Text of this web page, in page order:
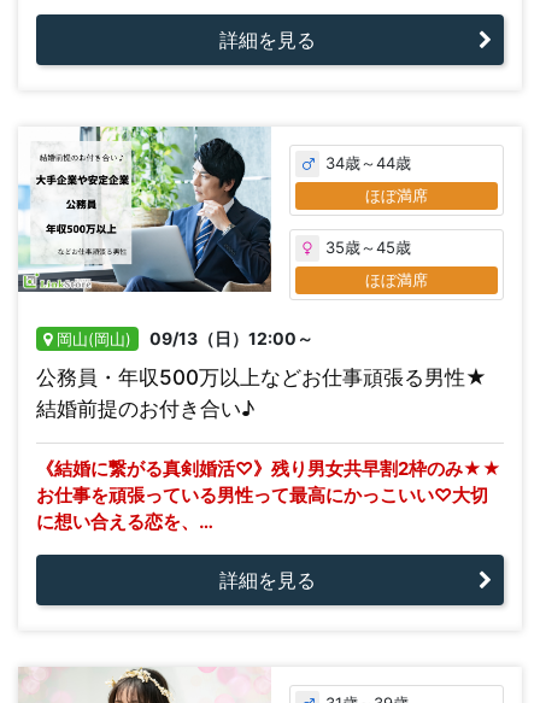
詳細を見る
34歳～44歳
ほぼ満席
35歳～45歳
ほぼ満席
岡山(岡山) 09/13（日）12:00～
公務員・年収500万以上などお仕事頑張る男性★
結婚前提のお付き合い♪
《結婚に繋がる真剣婚活♡》残り男女共早割2枠のみ★★
お仕事を頑張っている男性って最高にかっこいい♡大切
に想い合える恋を、…
詳細を見る